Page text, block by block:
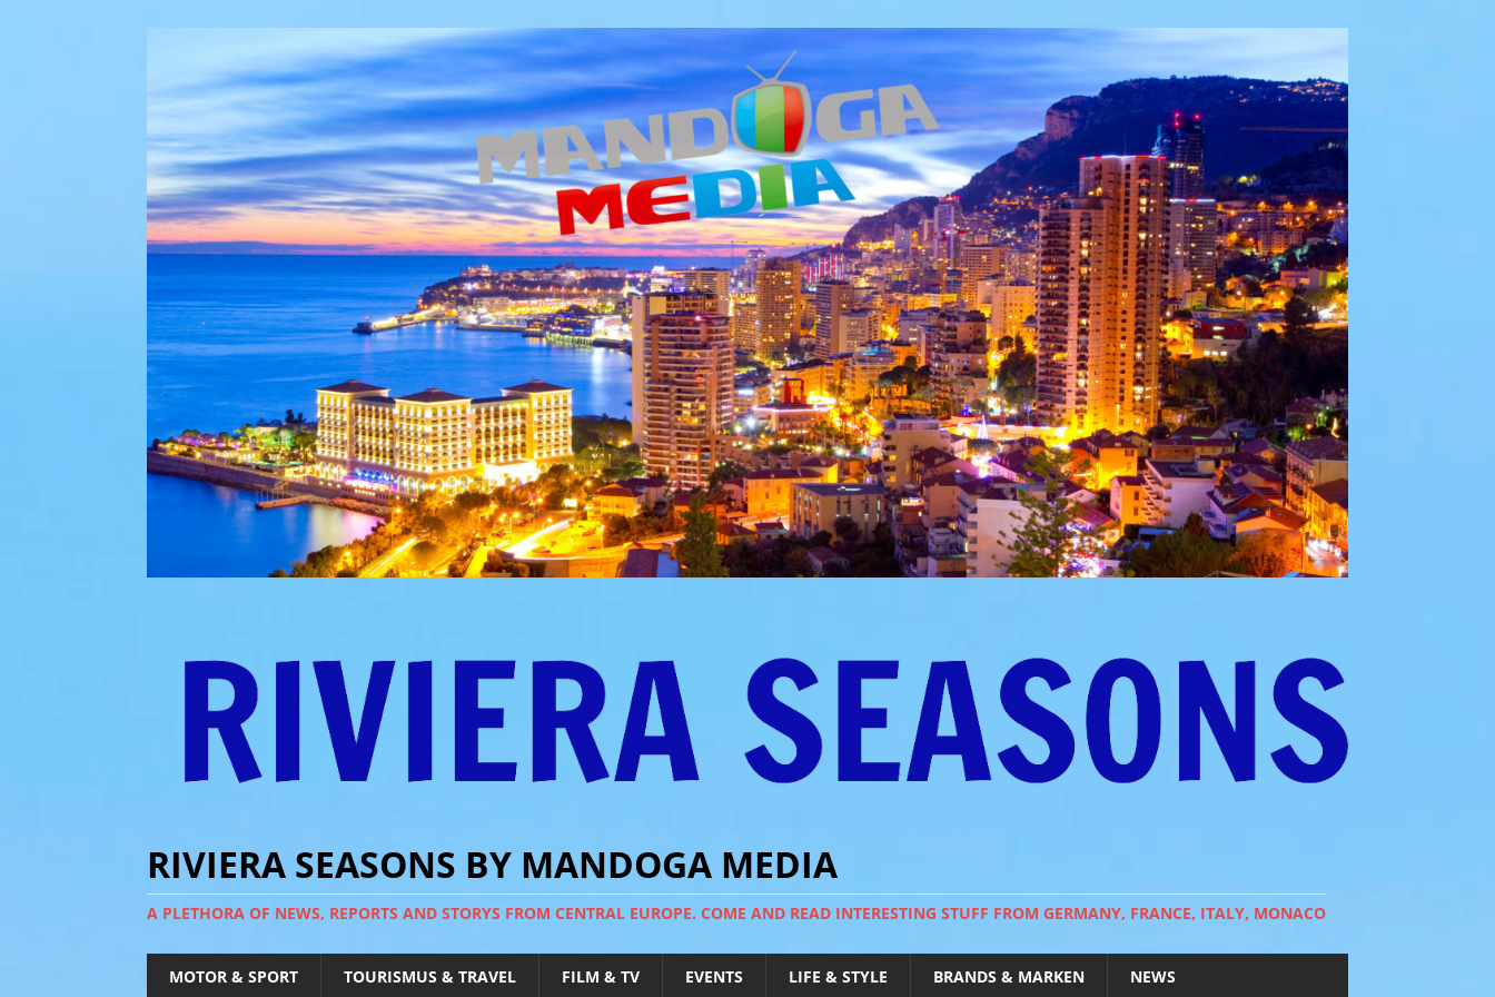
RIVIERA SEASONS BY MANDOGA MEDIA
A PLETHORA OF NEWS, REPORTS AND STORYS FROM CENTRAL EUROPE. COME AND READ INTERESTING STUFF FROM GERMANY, FRANCE, ITALY, MONACO
MOTOR & SPORT TOURISMUS & TRAVEL FILM & TV EVENTS LIFE & STYLE BRANDS & MARKEN NEWS